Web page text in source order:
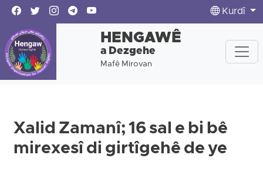
Kurdî
HENGAWÊ
a Dezgehe
Mafê Mirovan
Xalid Zamanî; 16 sal e bi bê
mirexesî di girtîgehê de ye